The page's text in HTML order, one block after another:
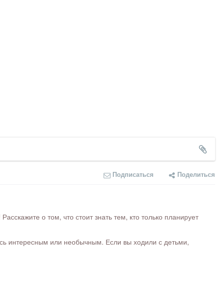
Подписаться Поделиться
о том, что стоит знать тем, кто только планирует
интересным или необычным. Если вы ходили с детьми,